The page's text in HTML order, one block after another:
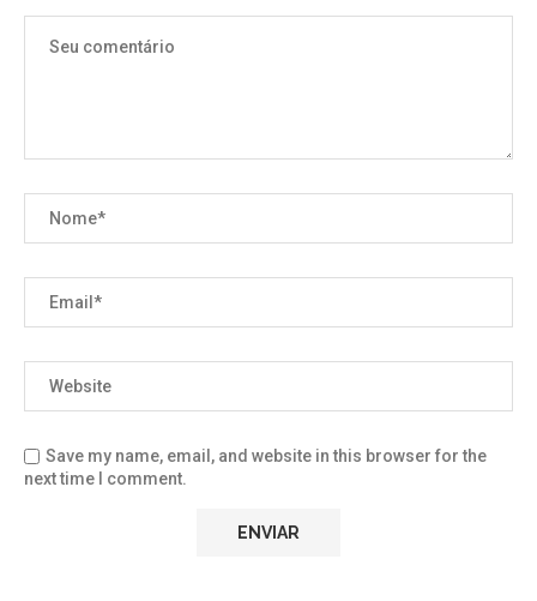
Save my name, email, and website in this browser for the
next time I comment.